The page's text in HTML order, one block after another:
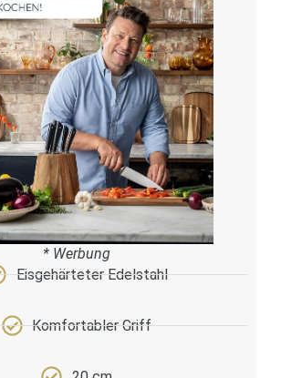
* Werbung
Eisgehärteter Edelstahl
Komfortabler Griff